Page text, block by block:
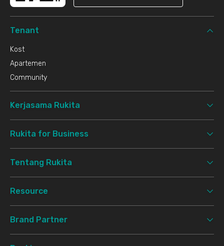
Tenant
Kost
Apartemen
Community
Kerjasama Rukita
Rukita for Business
Tentang Rukita
Resource
Brand Partner